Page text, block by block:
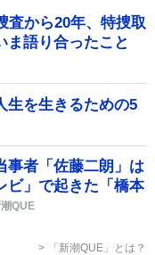
から20年、特捜取
ま語り合ったこと
生を生きるための5
事者「佐藤二朗」は
」で起きた「橋本
QUE
「新潮QUE」とは？